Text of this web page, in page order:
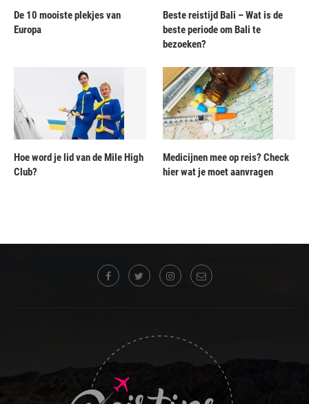
De 10 mooiste plekjes van
Europa
Beste reistijd Bali – Wat is de
beste periode om Bali te
bezoeken?
Hoe word je lid van de Mile High
Club?
Medicijnen mee op reis? Check
hier wat je moet aanvragen